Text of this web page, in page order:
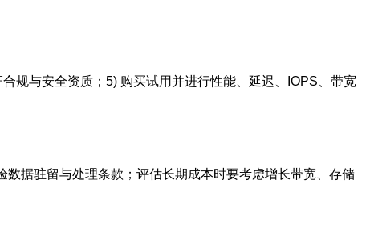
规与安全资质；5) 购买试用并进行性能、延迟、IOPS、带宽
据驻留与处理条款；评估长期成本时要考虑增长带宽、存储